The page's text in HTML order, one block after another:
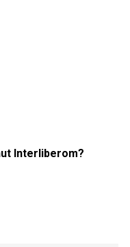
Interliberom?